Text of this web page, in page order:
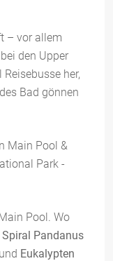
– vor allem
den Upper
her,
Bad gönnen
Pool. Wo
Spiral Pandanus
und Eukalypten